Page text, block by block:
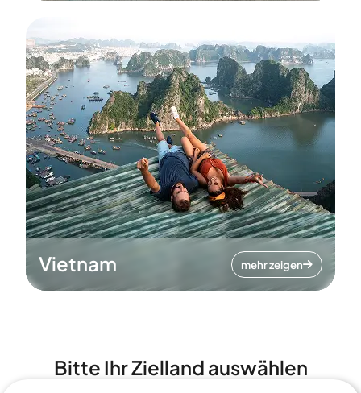
Vietnam mehr zeigen
Bitte Ihr Zielland auswählen